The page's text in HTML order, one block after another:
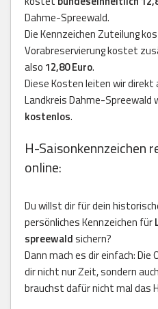
Dahme-Spreewald.
Die Kennzeichen Zuteilung
Vorabreservierung kostet
also 12,80 Euro.
Diese Kosten leiten wir
Landkreis Dahme-Spreewald
kostenlos.
H-Saisonkennzeichen
online:
Du willst dir für dein
persönliches Kennzeichen für
spreewaldsichern?
Dann mach es dir einfach:
dir nicht nur Zeit, sondern
brauchst dafür nicht mal das